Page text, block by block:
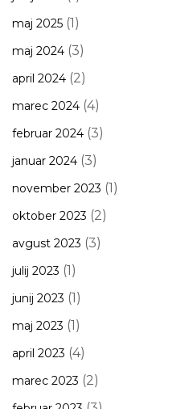
maj 2025 (1)
maj 2024 (3)
april 2024 (2)
marec 2024 (4)
februar 2024 (3)
januar 2024 (3)
november 2023 (1)
oktober 2023 (2)
avgust 2023 (3)
julij 2023 (1)
junij 2023 (1)
maj 2023 (1)
april 2023 (4)
marec 2023 (2)